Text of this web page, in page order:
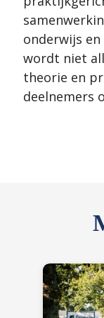
onderwijs
wordt niet
theorie en
deelnemers